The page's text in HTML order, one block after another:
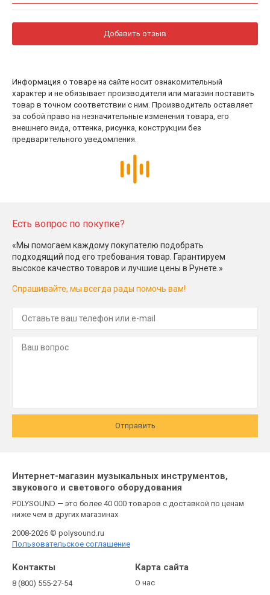
Добавить отзыв
Информация о товаре на сайте носит ознакомительный
характер и не обязывает производителя или магазин поставить
товар в точном соответствии с ним. Производитель оставляет
за собой право на незначительные изменения товара, его
внешнего вида, оттенка, рисунка, конструкции без
предварительного уведомления.
Есть вопрос по покупке?
«Мы помогаем каждому покупателю подобрать
подходящий под его требования товар. Гарантируем
высокое качество товаров и лучшие цены в Рунете.»
Спрашивайте, мы всегда рады помочь вам!
Отправить
Интернет-магазин музыкальных инструментов,
звукового и светового оборудования
POLYSOUND — это более 40 000 товаров с доставкой по ценам
ниже чем в других магазинах
2008-2026 © polysound.ru
Пользовательское соглашение
Контакты
8 (800) 555-27-54
Карта сайта
О нас